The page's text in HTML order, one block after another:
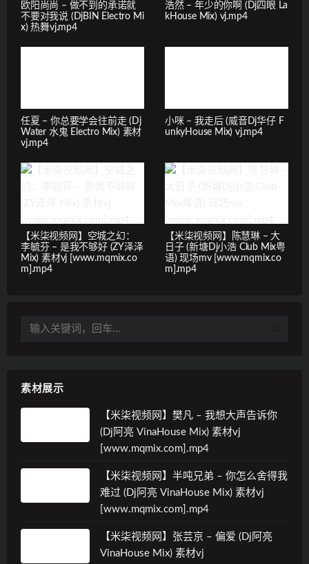
欧阳尚尚 – 做不到的承诺就
不要对我说 (DjBIN Electro Mi
x) 热舞vj.mp4
浩然 – 年少的你啊 (Dj四眼 La
kHouse Mix) vj.mp4
任夏 – 你总要学会往前走 (Dj
Water 水鬼 Electro Mix) 素材
vj.mp4
小咪 – 我走后 (威音Dj华仔 F
unkyHouse Mix) vj.mp4
【米柒视频网】空城之幻：
李毓芬 – 是我不够好 (ZY泽泽
Mix) 素材vj [www.mqmix.co
m].mp4
【米柒视频网】陈慧琳 – 大
日子 (新塘Dj小浩 Club Mix粤
语) 现场mv [www.mqmix.co
m].mp4
素材展示
【米柒视频网】樊凡 – 我想大声告诉你
(Dj阿亮 VinaHouse Mix) 素材vj
[www.mqmix.com].mp4
【米柒视频网】半吨兄弟 – 你怎么舍得我
难过 (Dj阿亮 VinaHouse Mix) 素材vj
[www.mqmix.com].mp4
【米柒视频网】张芸京 – 偏爱 (Dj阿亮
VinaHouse Mix) 素材vj